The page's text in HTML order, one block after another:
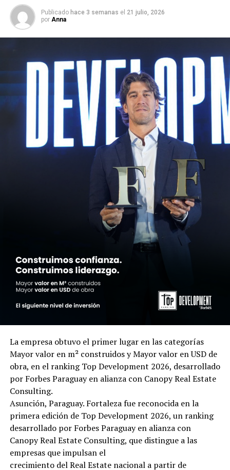
Publicado hace 3 semanas el 21 julio, 2026
por Anna
La empresa obtuvo el primer lugar en las categorías
Mayor valor en m² construidos y Mayor valor en USD de
obra, en el ranking Top Development 2026, desarrollado
por Forbes Paraguay en alianza con Canopy Real Estate
Consulting.
Asunción, Paraguay. Fortaleza fue reconocida en la
primera edición de Top Development 2026, un ranking
desarrollado por Forbes Paraguay en alianza con
Canopy Real Estate Consulting, que distingue a las
empresas que impulsan el
crecimiento del Real Estate nacional a partir de